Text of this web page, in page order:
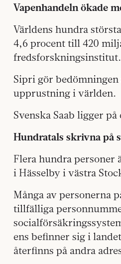
Vapenhandeln ökade
Världens hundra
4,6 procent till 420
fredsforskningsinstitut.
Sipri gör
upprustning i världen.
Svenska Saab ligger
Hundratals skrivna på
Flera hundra personer
i Hässelby i västra
Många av personerna
tillfälliga
ens befinner sig i
återfinns på andra